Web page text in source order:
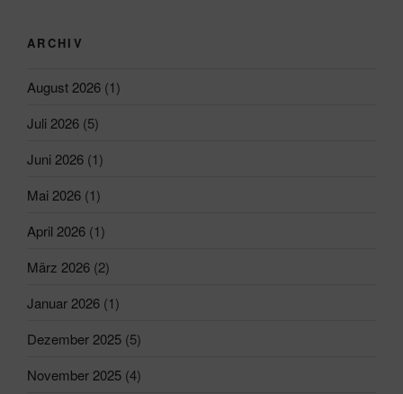
ARCHIV
August 2026 (1)
Juli 2026 (5)
Juni 2026 (1)
Mai 2026 (1)
April 2026 (1)
März 2026 (2)
Januar 2026 (1)
Dezember 2025 (5)
November 2025 (4)